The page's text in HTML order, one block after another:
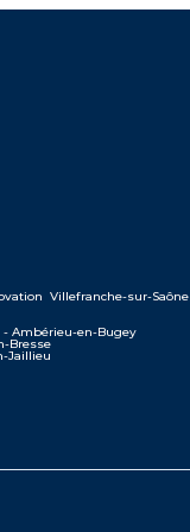
Villefranche-sur-Saône
- Ambérieu-en-Bugey
Bresse
Jaillieu